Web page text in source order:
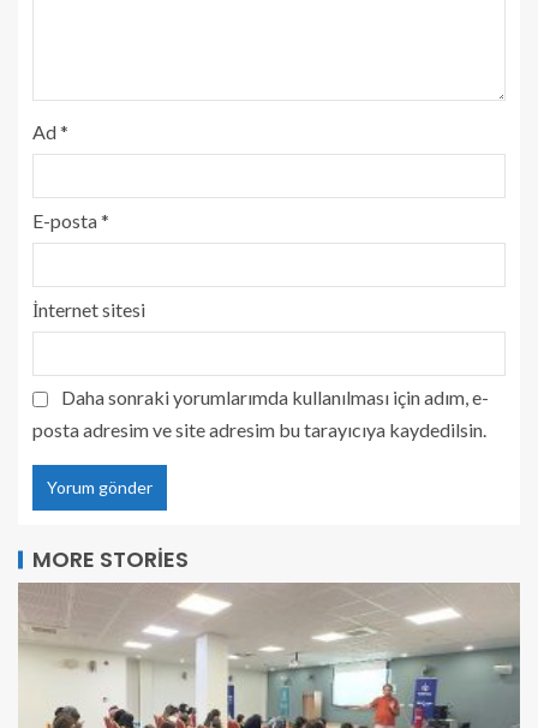
Ad*
E-posta*
İnternet sitesi
Daha sonraki yorumlarımda kullanılması için adım, e-
posta adresim ve site adresim bu tarayıcıya kaydedilsin.
MORE STORIES